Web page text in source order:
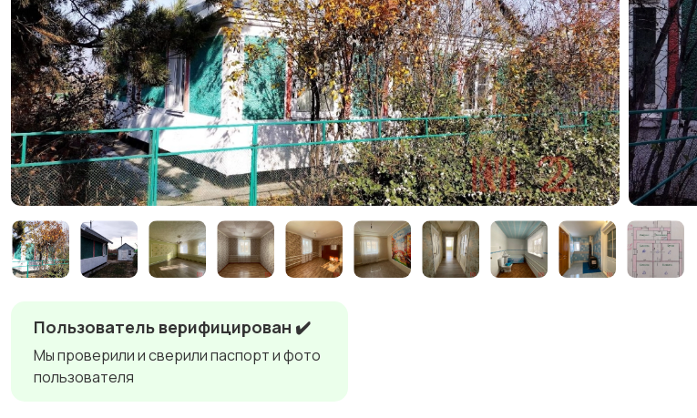
Пользователь верифицирован ✔️
Мы проверили и сверили паспорт и фото
пользователя